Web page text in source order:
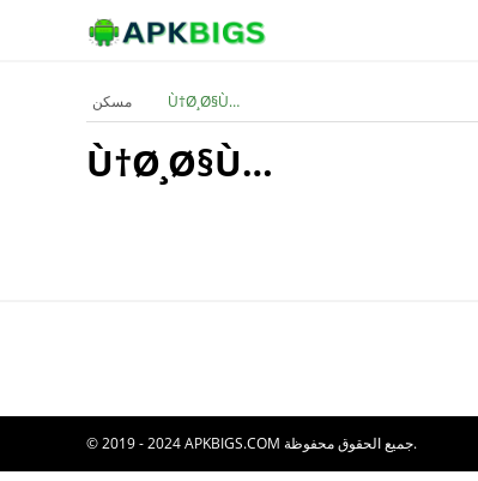
مسكن Ù†Ø¸Ø§Ù…
Ù†Ø¸Ø§Ù…
© 2019 - 2024 APKBIGS.COM جميع الحقوق محفوظة.